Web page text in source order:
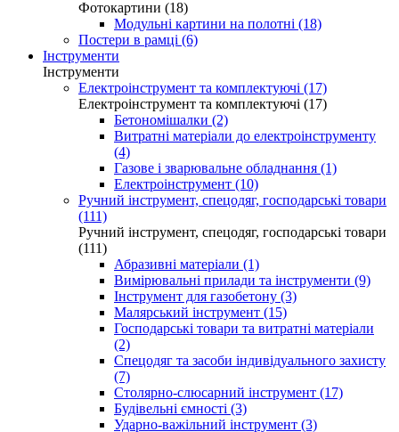
Фотокартини (18)
Модульні картини на полотні (18)
Постери в рамці (6)
Інструменти
Інструменти
Електроінструмент та комплектуючі (17)
Електроінструмент та комплектуючі (17)
Бетономішалки (2)
Витратні матеріали до електроінструменту
(4)
Газове і зварювальне обладнання (1)
Електроінструмент (10)
Ручний інструмент, спецодяг, господарські товари
(111)
Ручний інструмент, спецодяг, господарські товари
(111)
Абразивні матеріали (1)
Вимірювальні прилади та інструменти (9)
Інструмент для газобетону (3)
Малярський інструмент (15)
Господарські товари та витратні матеріали
(2)
Спецодяг та засоби індивідуального захисту
(7)
Столярно-слюсарний інструмент (17)
Будівельні ємності (3)
Ударно-важільний інструмент (3)